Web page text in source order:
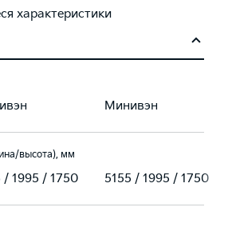
характеристики
Минивэн
высота), мм
/ 1995 / 1750 5155 / 1995 / 1750